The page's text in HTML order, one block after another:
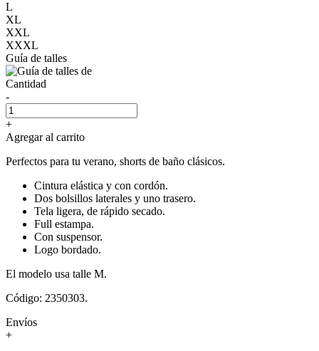
L
XL
XXL
XXXL
Guía de talles
Cantidad
-
+
Agregar al carrito
Perfectos para tu verano, shorts de baño clásicos.
Cintura elástica y con cordón.
Dos bolsillos laterales y uno trasero.
Tela ligera, de rápido secado.
Full estampa.
Con suspensor.
Logo bordado.
El modelo usa talle M.
Código: 2350303.
Envíos
+